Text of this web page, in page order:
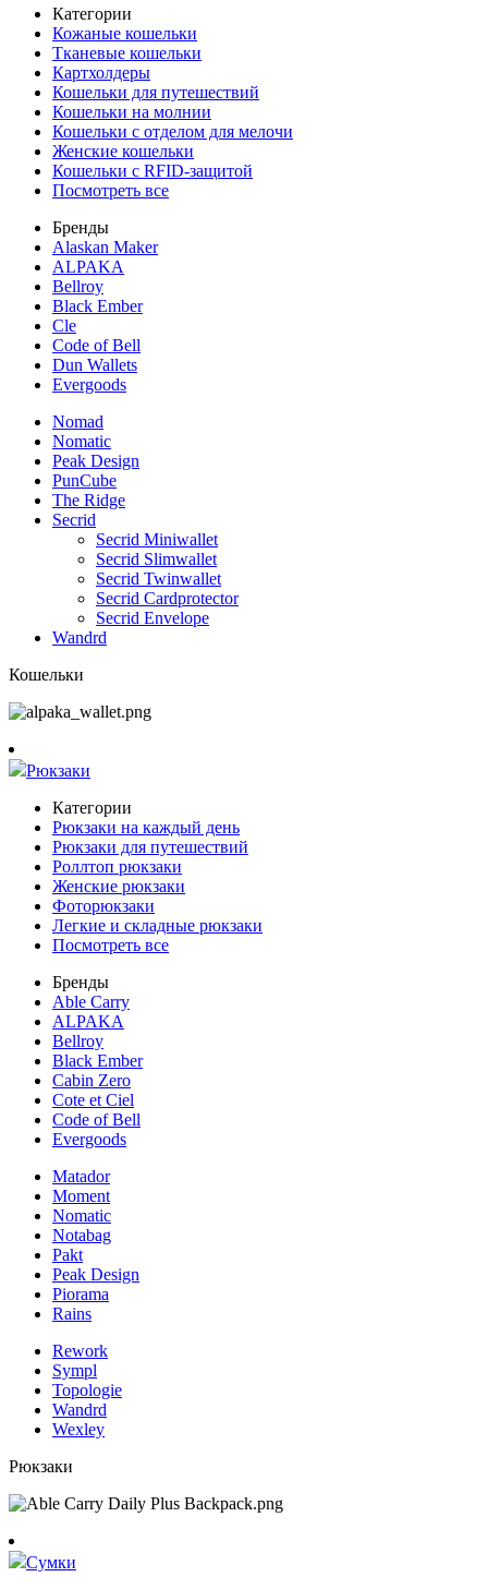
Категории
Кожаные кошельки
Тканевые кошельки
Картхолдеры
Кошельки для путешествий
Кошельки на молнии
Кошельки с отделом для мелочи
Женские кошельки
Кошельки с RFID-защитой
Посмотреть все
Бренды
Alaskan Maker
ALPAKA
Bellroy
Black Ember
Cle
Code of Bell
Dun Wallets
Evergoods
Nomad
Nomatic
Peak Design
PunCube
The Ridge
Secrid
Secrid Miniwallet
Secrid Slimwallet
Secrid Twinwallet
Secrid Cardprotector
Secrid Envelope
Wandrd
Кошельки
Рюкзаки
Категории
Рюкзаки на каждый день
Рюкзаки для путешествий
Роллтоп рюкзаки
Женские рюкзаки
Фоторюкзаки
Легкие и складные рюкзаки
Посмотреть все
Бренды
Able Carry
ALPAKA
Bellroy
Black Ember
Cabin Zero
Cote et Ciel
Code of Bell
Evergoods
Matador
Moment
Nomatic
Notabag
Pakt
Peak Design
Piorama
Rains
Rework
Sympl
Topologie
Wandrd
Wexley
Рюкзаки
Сумки